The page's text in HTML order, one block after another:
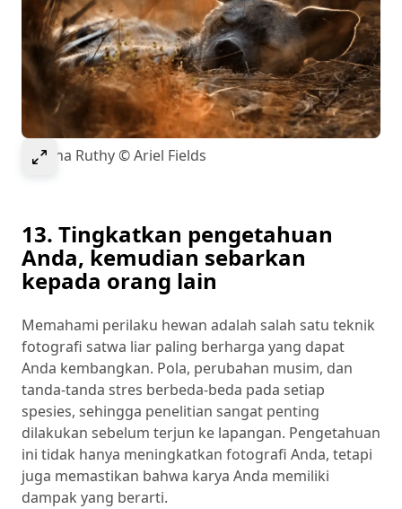
Select to expand image
Pesona Ruthy © Ariel Fields
13. Tingkatkan pengetahuan
Anda, kemudian sebarkan
kepada orang lain
Memahami perilaku hewan adalah salah satu teknik
fotografi satwa liar paling berharga yang dapat
Anda kembangkan. Pola, perubahan musim, dan
tanda-tanda stres berbeda-beda pada setiap
spesies, sehingga penelitian sangat penting
dilakukan sebelum terjun ke lapangan. Pengetahuan
ini tidak hanya meningkatkan fotografi Anda, tetapi
juga memastikan bahwa karya Anda memiliki
dampak yang berarti.